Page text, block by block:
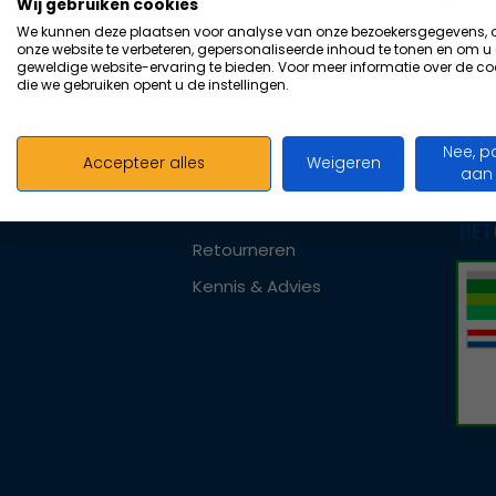
Suchergebnis
zu
gelangen.
Benutzer
Touchgeräten
können
Über EVAC
Persönliche Beratung
Shopping-Tipps
Transport und Kosten
Retourneren
Kennis & Advies
van
Wij gebruiken cookies
We kunnen deze plaatsen voor analyse van onze bezoekersgegevens,
onze website te verbeteren, gepersonaliseerde inhoud te tonen en om u
geweldige website-ervaring te bieden. Voor meer informatie over de
die we gebruiken opent u de instellingen.
Accepteer alles Weigeren
Nee,
aan